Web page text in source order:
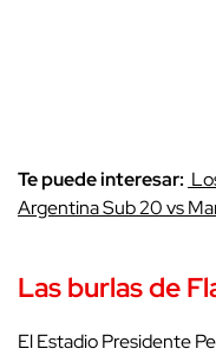
Te puede interesar:
Argentina Sub 20 vs
Las burlas de
El Estadio Presidente